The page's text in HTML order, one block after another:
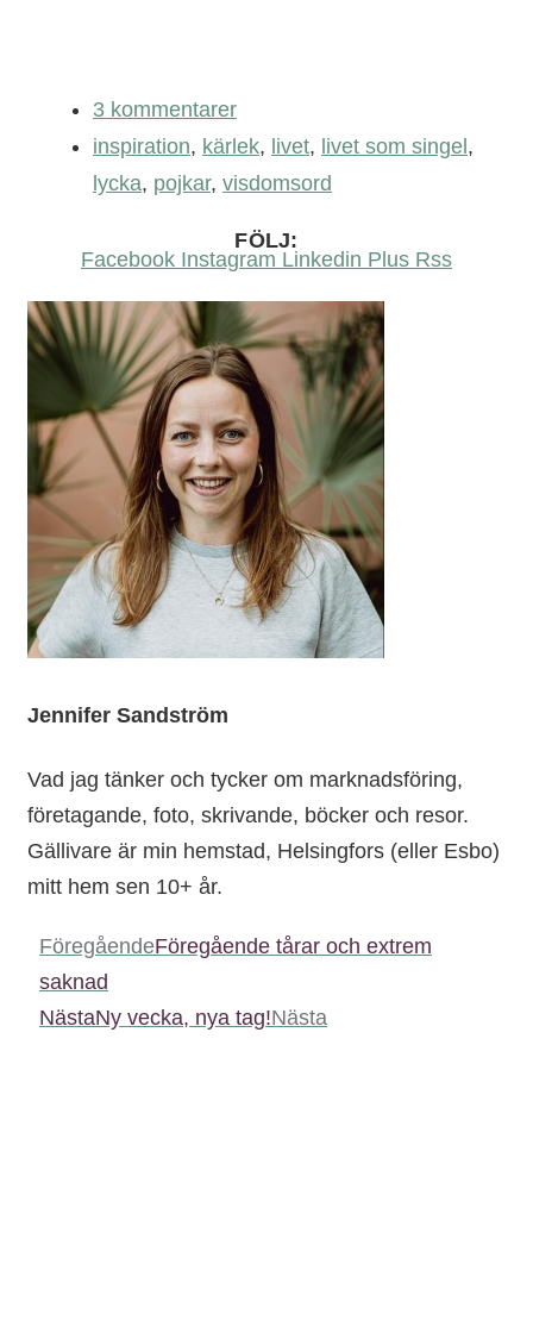
3 kommentarer
inspiration, kärlek, livet, livet som singel,
lycka, pojkar, visdomsord
FÖLJ:
Facebook Instagram Linkedin Plus Rss
Jennifer Sandström
Vad jag tänker och tycker om marknadsföring,
företagande, foto, skrivande, böcker och resor.
Gällivare är min hemstad, Helsingfors (eller Esbo)
mitt hem sen 10+ år.
FöregåendeFöregående tårar och extrem
saknad
NästaNy vecka, nya tag!Nästa